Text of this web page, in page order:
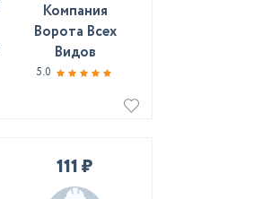
Компания
Ворота Всех
Видов
5.0
111 ₽